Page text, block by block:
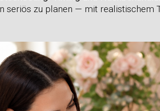
seriös zu planen — mit realistischem